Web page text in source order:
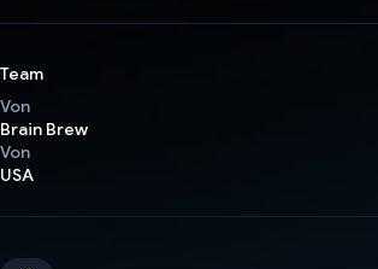
Team
Von
Brain Brew
Von
USA